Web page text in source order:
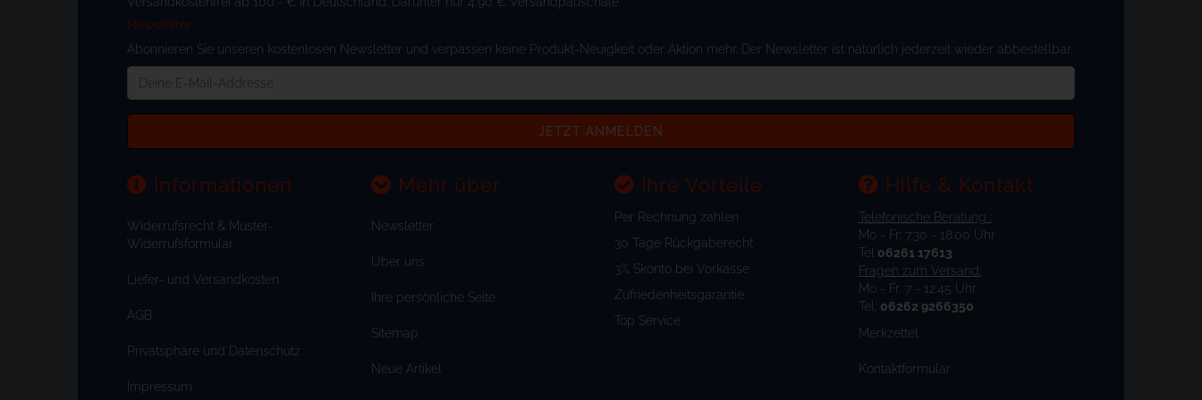
Newsletter
Abonnieren Sie unseren kostenlosen Newsletter und verpassen keine Produkt-Neuigkeit oder Aktion mehr. Der Newsletter ist natürlich jederzeit wieder abbestellbar.
Informationen
Widerrufsrecht & Muster-
Widerrufsformular
Liefer- und Versandkosten
AGB
Privatsphäre und Datenschutz
Impressum
Mehr über
Newsletter
Über uns
Ihre persönliche Seite
Sitemap
Neue Artikel
Ihre Vorteile
Per Rechnung zahlen
30 Tage Rückgaberecht
3% Skonto bei Vorkasse
Zufriedenheitsgarantie
Top Service
Hilfe & Kontakt
Telefonische Beratung :
Mo - Fr: 7:30 - 18:00 Uhr
Tel 06261 17613
Fragen zum Versand:
Mo - Fr: 7 - 12.45 Uhr
Tel: 06262 9266350
Merkzettel
Kontaktformular